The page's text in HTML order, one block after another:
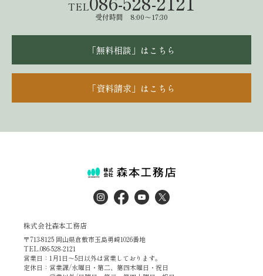
TEL
受付時間 8:00～17:30
「無料相談」はこちら
「資料請求」はこちら
株式会社森本工務店
〒713-8125 岡山県倉敷市玉島勇崎1026番地
TEL.086-528-2121
営業日：1月1日～5日以外は営業しております。
定休日：営業課/水曜日・第二、第四木曜日・祝日